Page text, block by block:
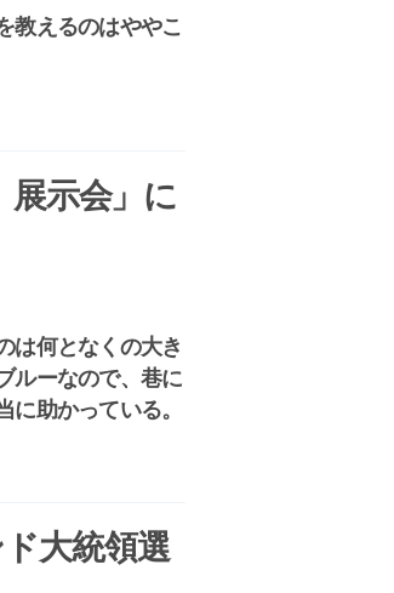
教えるのはややこ
展示会」に
は何となくの大き
ルーなので、巷に
助かっている。
大統領選